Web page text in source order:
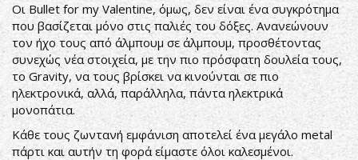
Οι Bullet for my Valentine, όμως, δεν είναι ένα συγκρότημα
που βασίζεται μόνο στις παλιές του δόξες. Ανανεώνουν
τον ήχο τους από άλμπουμ σε άλμπουμ, προσθέτοντας
συνεχώς νέα στοιχεία, με την πιο πρόσφατη δουλεία τους,
το Gravity, να τους βρίσκει να κινούνται σε πιο
ηλεκτρονικά, αλλά, παράλληλα, πάντα ηλεκτρικά
μονοπάτια.
Κάθε τους ζωντανή εμφάνιση αποτελεί ένα μεγάλο metal
πάρτι και αυτήν τη φορά είμαστε όλοι καλεσμένοι.